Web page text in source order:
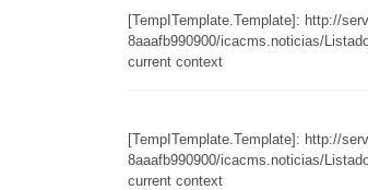
[TempITemplate.Template]: http://
8aaafb990900/icacms.noticias/
current context
[TempITemplate.Template]: http://
8aaafb990900/icacms.noticias/
current context